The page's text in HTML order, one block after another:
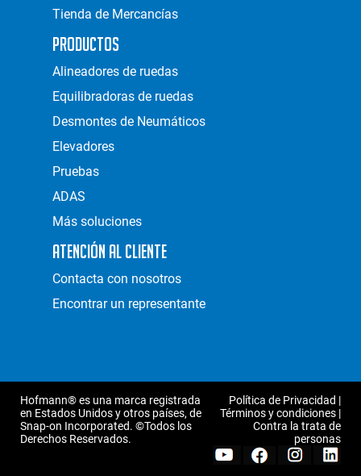
Tienda de Mercancías
Productos
Alineadores de ruedas
Equilibradoras de ruedas
Desmontes de Neumáticos
Elevadores
Pruebas
ADAS
Más soluciones
Atención al Cliente
Contacta con nosotros
Encontrar un representante
Hofmann® es una marca registrada
en Estados Unidos y otros países, de
Snap-on Incorporated. ©Todos los
Derechos Reservados.
Política de Privacidad |
Términos y condiciones |
Contra la trata de
personas